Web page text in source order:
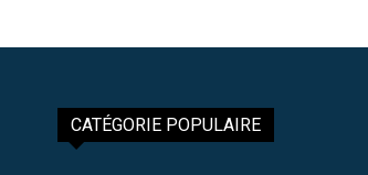
CATÉGORIE POPULAIRE